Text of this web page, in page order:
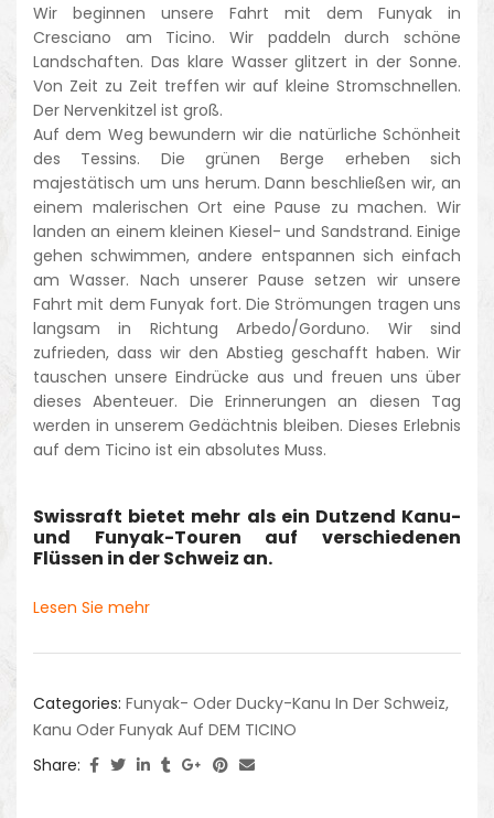
Wir beginnen unsere Fahrt mit dem Funyak in
Cresciano am Ticino. Wir paddeln durch schöne
Landschaften. Das klare Wasser glitzert in der Sonne.
Von Zeit zu Zeit treffen wir auf kleine Stromschnellen.
Der Nervenkitzel ist groß.
Auf dem Weg bewundern wir die natürliche Schönheit
des Tessins. Die grünen Berge erheben sich
majestätisch um uns herum. Dann beschließen wir, an
einem malerischen Ort eine Pause zu machen. Wir
landen an einem kleinen Kiesel- und Sandstrand. Einige
gehen schwimmen, andere entspannen sich einfach
am Wasser. Nach unserer Pause setzen wir unsere
Fahrt mit dem Funyak fort. Die Strömungen tragen uns
langsam in Richtung Arbedo/Gorduno. Wir sind
zufrieden, dass wir den Abstieg geschafft haben. Wir
tauschen unsere Eindrücke aus und freuen uns über
dieses Abenteuer. Die Erinnerungen an diesen Tag
werden in unserem Gedächtnis bleiben. Dieses Erlebnis
auf dem Ticino ist ein absolutes Muss.
Swissraft bietet mehr als ein Dutzend Kanu-
und Funyak-Touren auf verschiedenen
Flüssen in der Schweiz an.
Lesen Sie mehr
Categories: Funyak- Oder Ducky-Kanu In Der Schweiz,
Kanu Oder Funyak Auf DEM TICINO
Share: